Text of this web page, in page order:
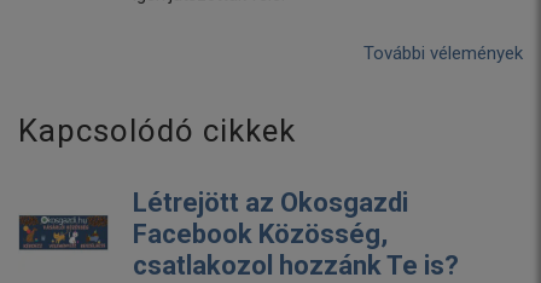
További vélemények
Kapcsolódó cikkek
Létrejött az Okosgazdi
Facebook Közösség,
csatlakozol hozzánk Te is?